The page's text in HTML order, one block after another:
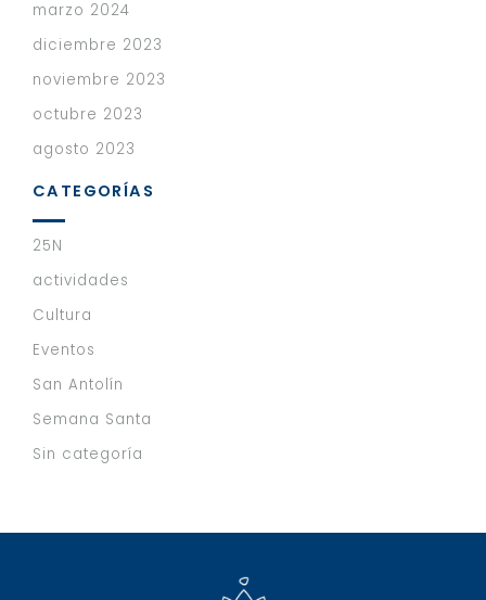
marzo 2024
diciembre 2023
noviembre 2023
octubre 2023
agosto 2023
CATEGORÍAS
25N
actividades
Cultura
Eventos
San Antolín
Semana Santa
Sin categoría